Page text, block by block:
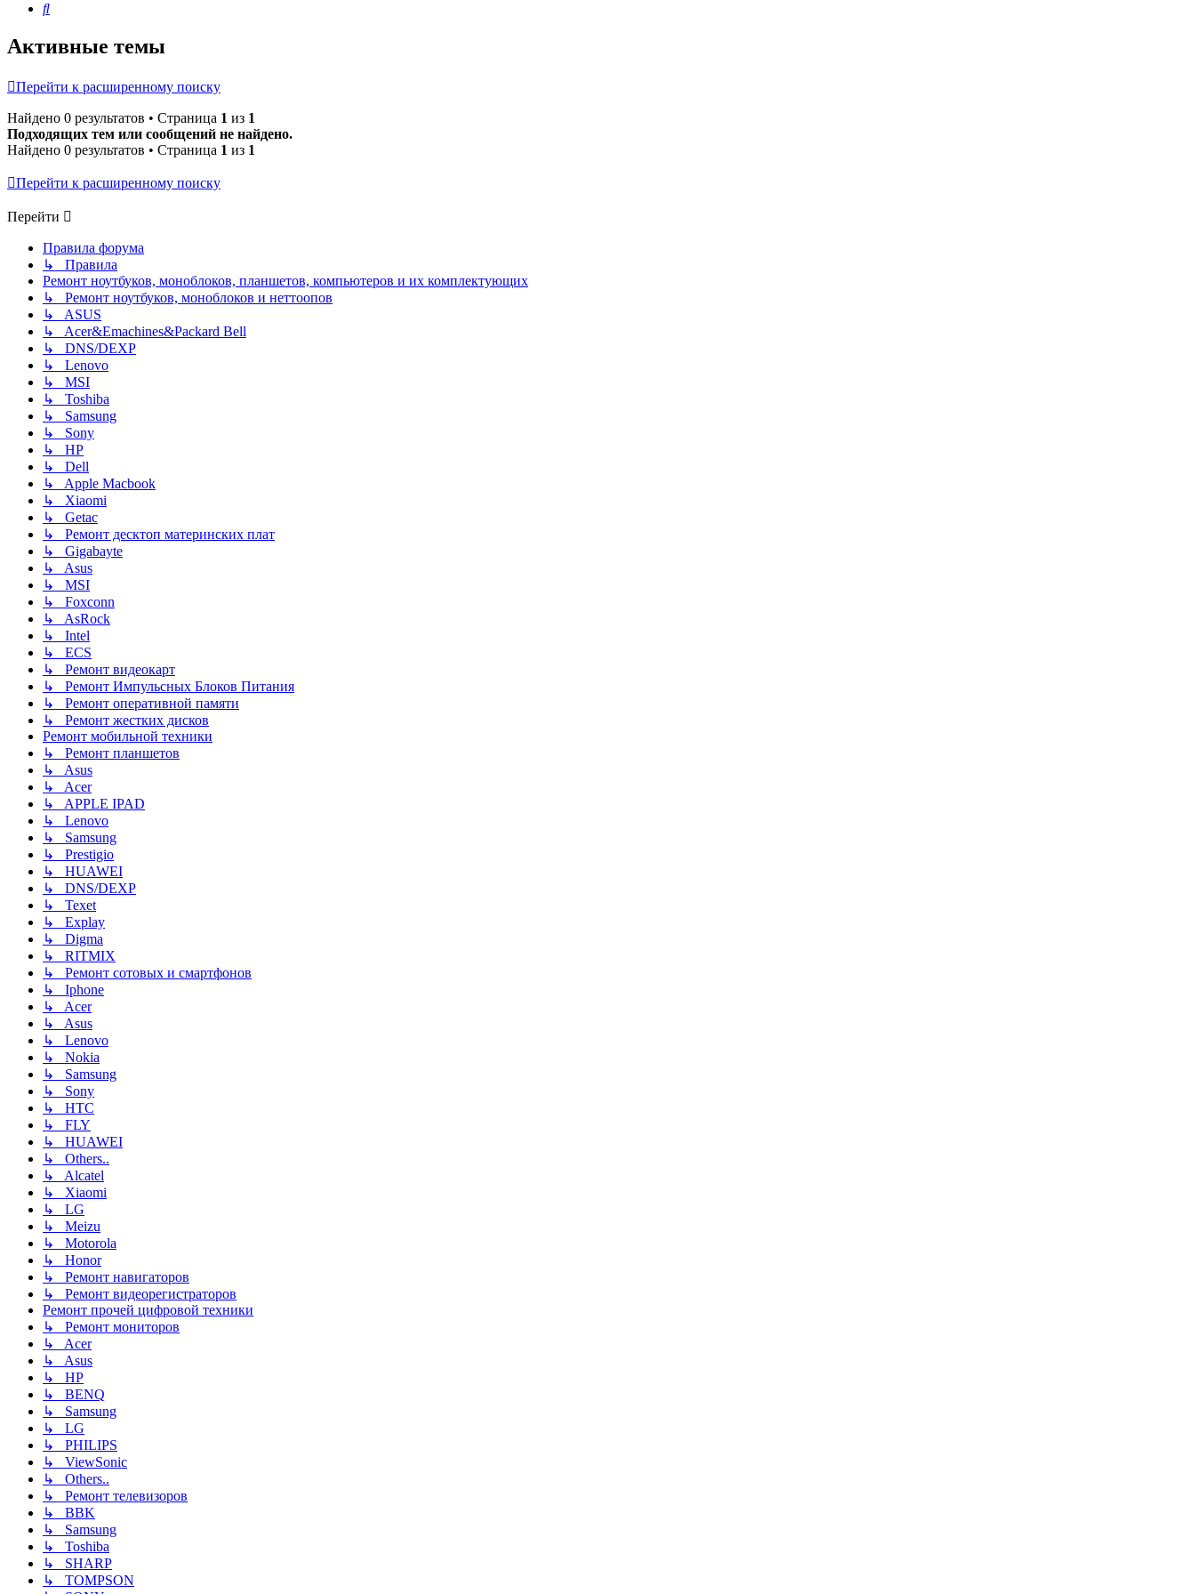
Поиск
Активные темы
Перейти к расширенному поиску
Найдено 0 результатов • Страница 1 из 1
Подходящих тем или сообщений не найдено.
Найдено 0 результатов • Страница 1 из 1
Перейти к расширенному поиску
Перейти
Правила форума
↳ Правила
Ремонт ноутбуков, моноблоков, планшетов, компьютеров и их комплектующих
↳ Ремонт ноутбуков, моноблоков и неттоопов
↳ ASUS
↳ Acer&Emachines&Packard Bell
↳ DNS/DEXP
↳ Lenovo
↳ MSI
↳ Toshiba
↳ Samsung
↳ Sony
↳ HP
↳ Dell
↳ Apple Macbook
↳ Xiaomi
↳ Getac
↳ Ремонт десктоп материнских плат
↳ Gigabayte
↳ Asus
↳ MSI
↳ Foxconn
↳ AsRock
↳ Intel
↳ ECS
↳ Ремонт видеокарт
↳ Ремонт Импульсных Блоков Питания
↳ Ремонт оперативной памяти
↳ Ремонт жестких дисков
Ремонт мобильной техники
↳ Ремонт планшетов
↳ Asus
↳ Acer
↳ APPLE IPAD
↳ Lenovo
↳ Samsung
↳ Prestigio
↳ HUAWEI
↳ DNS/DEXP
↳ Texet
↳ Explay
↳ Digma
↳ RITMIX
↳ Ремонт сотовых и смартфонов
↳ Iphone
↳ Acer
↳ Asus
↳ Lenovo
↳ Nokia
↳ Samsung
↳ Sony
↳ HTC
↳ FLY
↳ HUAWEI
↳ Others..
↳ Alcatel
↳ Xiaomi
↳ LG
↳ Meizu
↳ Motorola
↳ Honor
↳ Ремонт навигаторов
↳ Ремонт видеорегистраторов
Ремонт прочей цифровой техники
↳ Ремонт мониторов
↳ Acer
↳ Asus
↳ HP
↳ BENQ
↳ Samsung
↳ LG
↳ PHILIPS
↳ ViewSonic
↳ Others..
↳ Ремонт телевизоров
↳ BBK
↳ Samsung
↳ Toshiba
↳ SHARP
↳ TOMPSON